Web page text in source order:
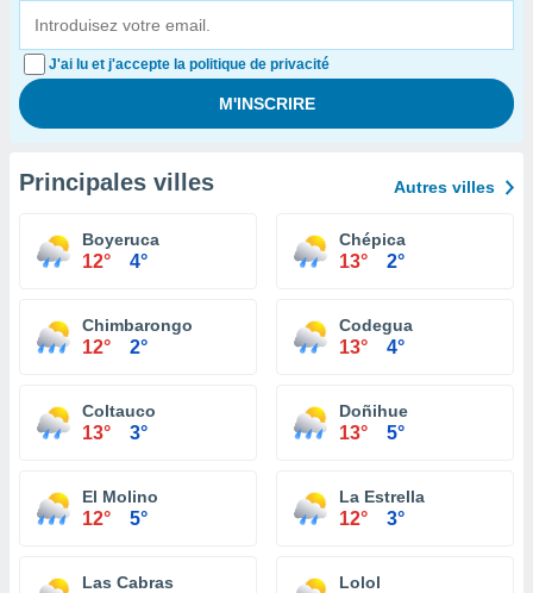
J'ai lu et j'accepte la politique de privacité
Principales villes Autres villes
Boyeruca
12° 4°
Chépica
13° 2°
Chimbarongo
12° 2°
Codegua
13° 4°
Coltauco
13° 3°
Doñihue
13° 5°
El Molino
12° 5°
La Estrella
12° 3°
Las Cabras Lolol